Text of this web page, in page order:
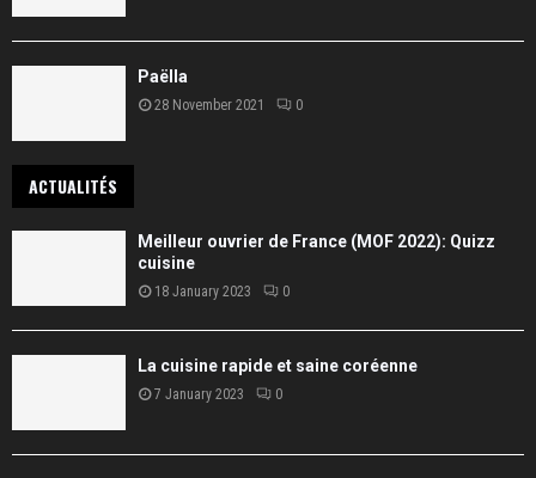
Paëlla
28 November 2021 0
ACTUALITÉS
Meilleur ouvrier de France (MOF 2022): Quizz
cuisine
18 January 2023 0
La cuisine rapide et saine coréenne
7 January 2023 0